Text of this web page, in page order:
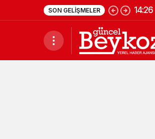
SON GELIŞMELER 14:26